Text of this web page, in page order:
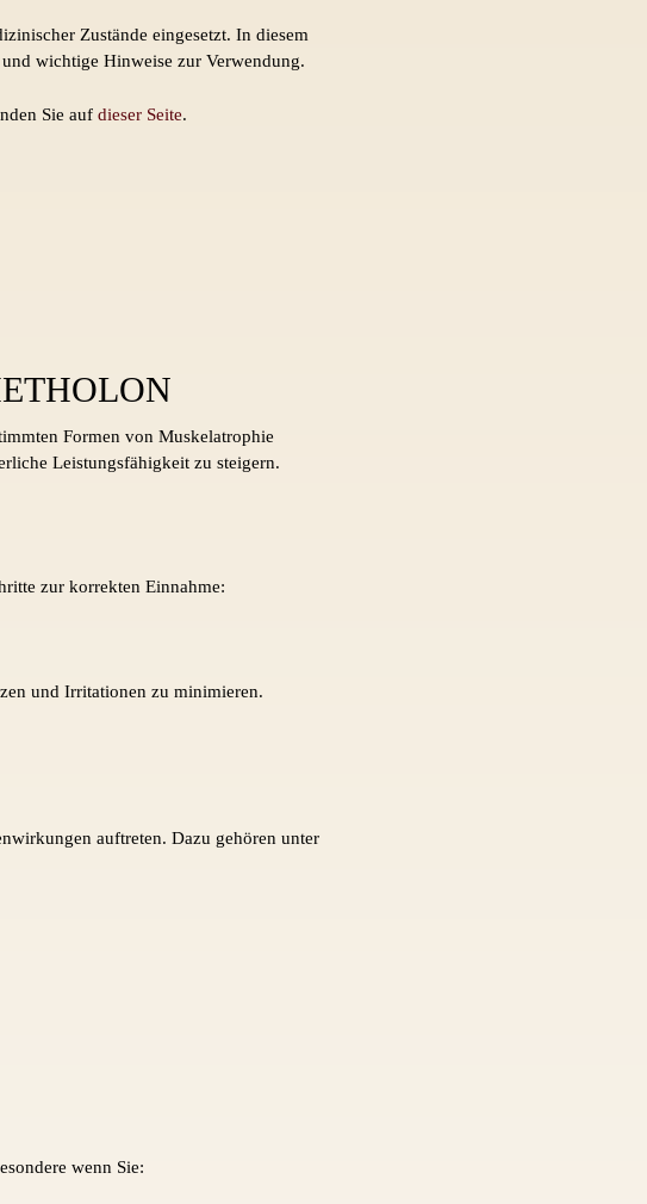
Zustände eingesetzt. In diesem
wichtige Hinweise zur Verwendung.
Sie auf dieser Seite.
Formen von Muskelatrophie
Leistungsfähigkeit zu steigern.
zur korrekten Einnahme:
und Irritationen zu minimieren.
auftreten. Dazu gehören unter
wenn Sie: